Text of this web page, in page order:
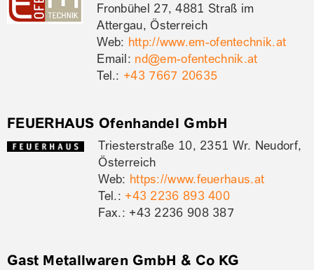
Fronbühel 27, 4881 Straß im
Attergau, Österreich
Web: http://www.em-ofentechnik.at
Email: nd@em-ofentechnik.at
Tel.: +43 7667 20635
FEUERHAUS Ofenhandel GmbH
Triesterstraße 10, 2351 Wr. Neudorf,
Österreich
Web: https://www.feuerhaus.at
Tel.: +43 2236 893 400
Fax.: +43 2236 908 387
Gast Metallwaren GmbH & Co KG